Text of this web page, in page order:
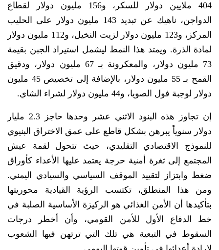
404 ملايين دولار للسكر، و156 مليون دولار لقطاع
الدواجن، ناهيك عن تبديد 143 مليون دولار على الحليب
المركز، و123 مليون دولار لزيت النخيل، و112 مليون دولار
لمادة الذرة. ويمتد هذا النمط ليشمل استيراد الجبن بقيمة
73 مليون دولار، والمعكرونة بـ 67 مليون دولار، ودقيق
القمح بـ 55 مليون دولار، بالإضافة إلى تخصيص 45 مليون
دولار لوجبة فول الصويا، و44 مليون دولار لشراء الشاي.
إن تجاوز هذه البنود الاثني عشر وحدها حاجز 2.3 مليار
دولار سنوياً يبرهن بشكل قاطع على عمق الاختراق البنيوي
للنموذج الاقتصادي التقليدي، حيث تتحول لقمة عيش
المجتمع إلى ثغرة أمنية حرجة يعتمد عليها الأعداء كأوراق
ضغط وابتزاز لتقييد الموقف السياسي والسيادي اليمني.
ومن هذا المنطلق، تكتسب الرؤية القيادية محوريتها
بتأكيدها أن الأمن الغذائي هو الركيزة الأساسية الصلبة في
خط الدفاع الأول للأمن القومي، وأن أخطر درجات
السقوط في التبعية هي تلك التي ترتهن فيها الشعوب